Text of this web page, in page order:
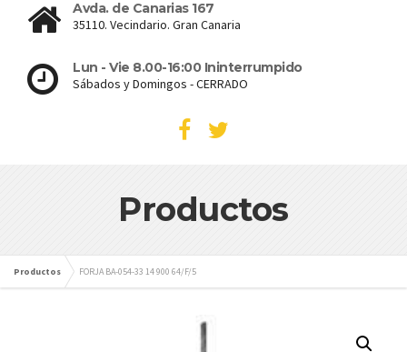
Avda. de Canarias 167
35110. Vecindario. Gran Canaria
Lun - Vie 8.00-16:00 Ininterrumpido
Sábados y Domingos - CERRADO
Productos
Productos FORJA BA-054-33 14 900 64/F/5